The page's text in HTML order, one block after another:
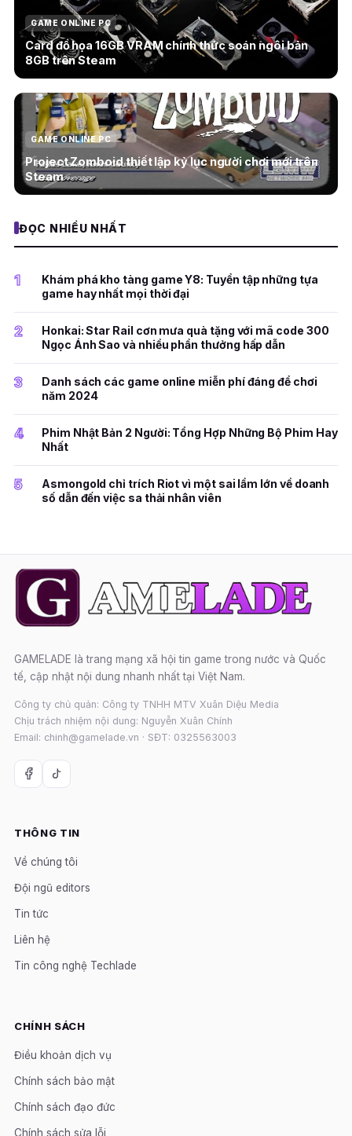
GAME ONLINE PC
Card đồ họa 16GB VRAM chính thức soán ngôi bản
8GB trên Steam
GAME ONLINE PC
Project Zomboid thiết lập kỷ lục người chơi mới trên
Steam
ĐỌC NHIỀU NHẤT
1
Khám phá kho tàng game Y8: Tuyển tập những tựa
game hay nhất mọi thời đại
2
Honkai: Star Rail cơn mưa quà tặng với mã code 300
Ngọc Ánh Sao và nhiều phần thưởng hấp dẫn
3
Danh sách các game online miễn phí đáng để chơi
năm 2024
4
Phim Nhật Bản 2 Người: Tổng Hợp Những Bộ Phim Hay
Nhất
5
Asmongold chỉ trích Riot vì một sai lầm lớn về doanh
số dẫn đến việc sa thải nhân viên
GAMELADE là trang mạng xã hội tin game trong nước và Quốc
tế, cập nhật nội dung nhanh nhất tại Việt Nam.
Công ty chủ quản: Công ty TNHH MTV Xuân Diệu Media
Chịu trách nhiệm nội dung: Nguyễn Xuân Chính
Email: chinh@gamelade.vn · SĐT: 0325563003
THÔNG TIN
Về chúng tôi
Đội ngũ editors
Tin tức
Liên hệ
Tin công nghệ Techlade
CHÍNH SÁCH
Điều khoản dịch vụ
Chính sách bảo mật
Chính sách đạo đức
Chính sách sửa lỗi